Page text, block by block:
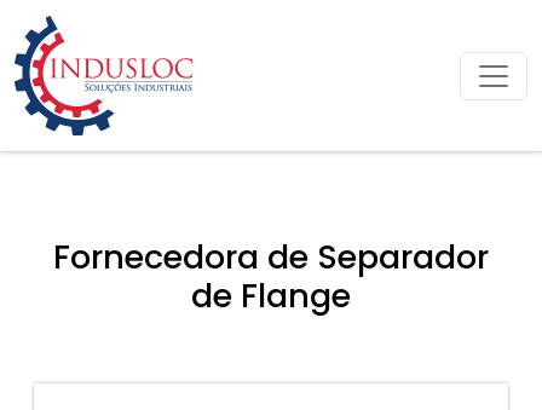
Fornecedora de Separador
de Flange